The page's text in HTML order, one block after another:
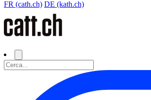
FR (cath.ch) DE (kath.ch)